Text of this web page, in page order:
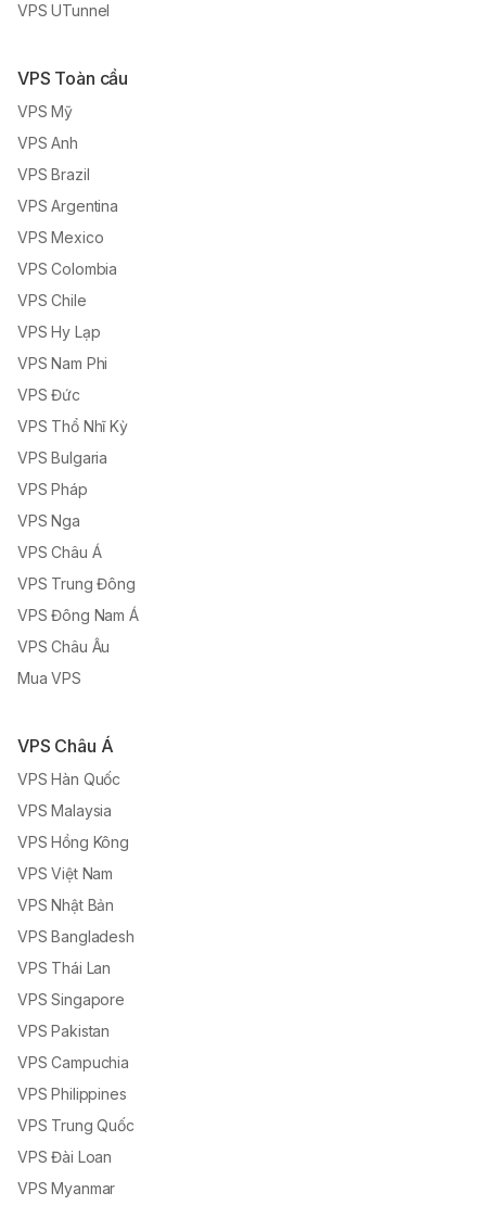
VPS UTunnel
VPS Toàn cầu
VPS Mỹ
VPS Anh
VPS Brazil
VPS Argentina
VPS Mexico
VPS Colombia
VPS Chile
VPS Hy Lạp
VPS Nam Phi
VPS Đức
VPS Thổ Nhĩ Kỳ
VPS Bulgaria
VPS Pháp
VPS Nga
VPS Châu Á
VPS Trung Đông
VPS Đông Nam Á
VPS Châu Âu
Mua VPS
VPS Châu Á
VPS Hàn Quốc
VPS Malaysia
VPS Hồng Kông
VPS Việt Nam
VPS Nhật Bản
VPS Bangladesh
VPS Thái Lan
VPS Singapore
VPS Pakistan
VPS Campuchia
VPS Philippines
VPS Trung Quốc
VPS Đài Loan
VPS Myanmar